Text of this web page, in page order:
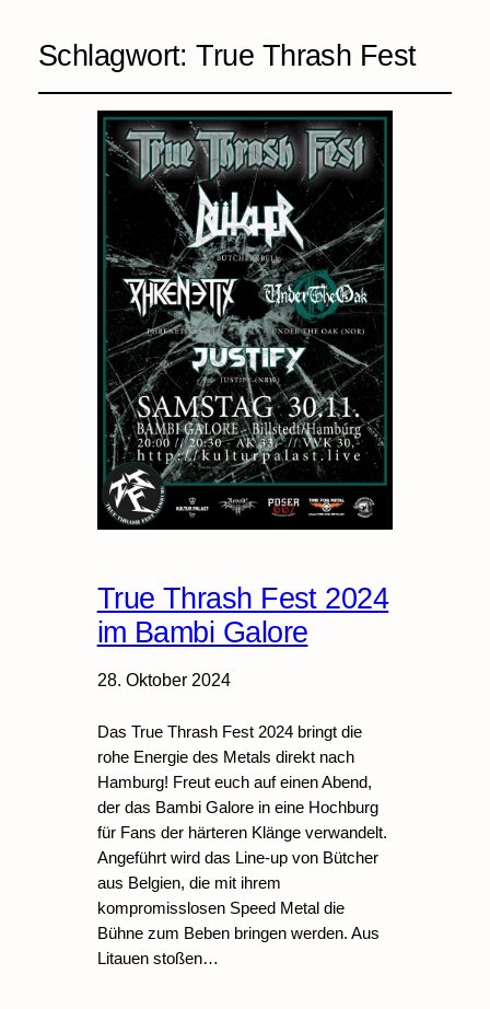
Schlagwort:True Thrash Fest
True Thrash Fest 2024
im Bambi Galore
28. Oktober 2024
Das True Thrash Fest 2024 bringt die
rohe Energie des Metals direkt nach
Hamburg! Freut euch auf einen Abend,
der das Bambi Galore in eine Hochburg
für Fans der härteren Klänge verwandelt.
Angeführt wird das Line-up von Bütcher
aus Belgien, die mit ihrem
kompromisslosen Speed Metal die
Bühne zum Beben bringen werden. Aus
Litauen stoßen…